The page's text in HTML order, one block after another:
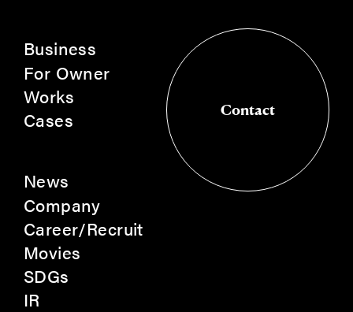
Business
For Owner
Works
Cases
News
Company
Career/Recruit
Movies
SDGs
IR
Contact